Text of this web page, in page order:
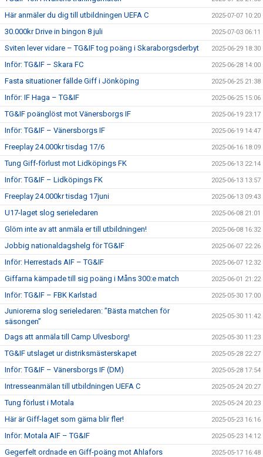
Här anmäler du dig till utbildningen UEFA C 2025-07-07 10:20
30.000kr Drive in bingon 8 juli 2025-07-03 06:11
Sviten lever vidare – TG&IF tog poäng i Skaraborgsderbyt 2025-06-29 18:30
Inför: TG&IF – Skara FC 2025-06-28 14:00
Fasta situationer fällde Giff i Jönköping 2025-06-25 21:38
Inför: IF Haga – TG&IF 2025-06-25 15:06
TG&IF poänglöst mot Vänersborgs IF 2025-06-19 23:17
Inför: TG&IF – Vänersborgs IF 2025-06-19 14:47
Freeplay 24.000kr tisdag 17/6 2025-06-16 18:09
Tung Giff-förlust mot Lidköpings FK 2025-06-13 22:14
Inför: TG&IF – Lidköpings FK 2025-06-13 13:57
Freeplay 24.000kr tisdag 17juni 2025-06-13 09:43
U17-laget slog serieledaren 2025-06-08 21:01
Glöm inte av att anmäla er till utbildningen! 2025-06-08 16:32
Jobbig nationaldagshelg för TG&IF 2025-06-07 22:26
Inför: Herrestads AIF – TG&IF 2025-06-07 12:32
Giffarna kämpade till sig poäng i Måns 300:e match 2025-06-01 21:22
Inför: TG&IF – FBK Karlstad 2025-05-30 17:00
Juniorerna slog serieledaren: ”Bästa matchen för
säsongen”
2025-05-30 11:42
Dags att anmäla till Camp Ulvesborg! 2025-05-30 11:23
TG&IF utslaget ur distriksmästerskapet 2025-05-28 22:27
Inför: TG&IF – Vänersborgs IF (DM) 2025-05-28 17:54
Intresseanmälan till utbildningen UEFA C 2025-05-24 20:27
Tung förlust i Motala 2025-05-24 20:23
Här är Giff-laget som gärna blir fler! 2025-05-23 16:16
Inför: Motala AIF – TG&IF 2025-05-23 14:12
Gegerfelt ordnade en Giff-poäng mot Ahlafors 2025-05-17 16:48